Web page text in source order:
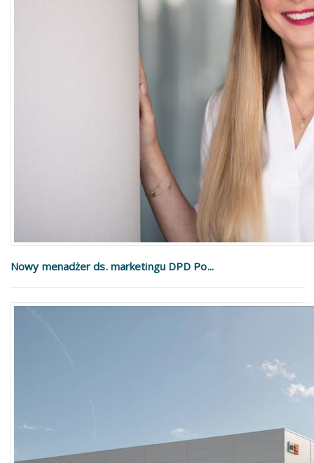
Nowy menadżer ds. marketingu DPD Po...